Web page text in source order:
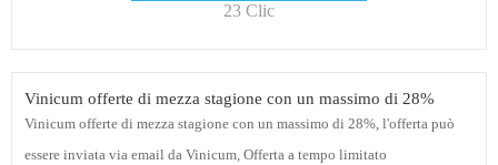
23 Clic
Vinicum offerte di mezza stagione con un massimo di 28%
Vinicum offerte di mezza stagione con un massimo di 28%, l'offerta può
essere inviata via email da Vinicum, Offerta a tempo limitato